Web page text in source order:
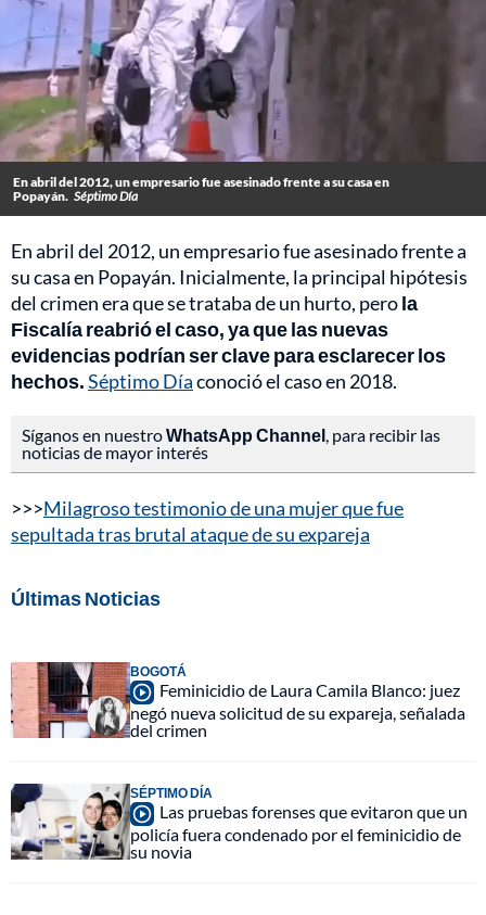
En abril del 2012, un empresario fue asesinado frente a su casa en
Popayán. Séptimo Día
En abril del 2012, un empresario fue asesinado frente a
su casa en Popayán. Inicialmente, la principal hipótesis
del crimen era que se trataba de un hurto, perola
Fiscalía reabrió el caso, ya que las nuevas
evidencias podrían ser clave para esclarecer los
hechos.Séptimo Díaconoció el caso en 2018.
Síganos en nuestroWhatsApp Channel , para recibir las
noticias de mayor interés
>>>Milagroso testimonio de una mujer que fue
sepultada tras brutal ataque de su expareja
Últimas Noticias
BOGOTÁ
Feminicidio de Laura Camila Blanco: juez
negó nueva solicitud de su expareja, señalada
del crimen
SÉPTIMO DÍA
Las pruebas forenses que evitaron que un
policía fuera condenado por el feminicidio de
su novia